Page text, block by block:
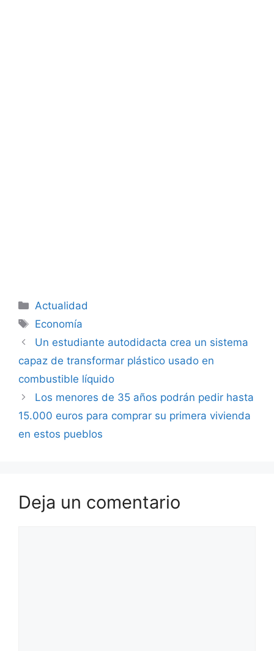
Categorías
Actualidad
Etiquetas
Economía
Un estudiante autodidacta crea un sistema
capaz de transformar plástico usado en
combustible líquido
Los menores de 35 años podrán pedir hasta
15.000 euros para comprar su primera vivienda
en estos pueblos
Deja un comentario